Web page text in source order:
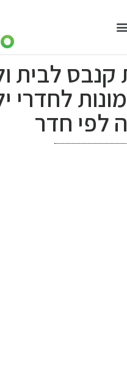
קנבס לבית
לחדרי
לפי חדר